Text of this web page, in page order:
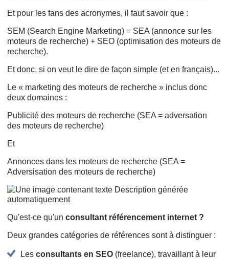
Et pour les fans des acronymes, il faut savoir que :
SEM (Search Engine Marketing) = SEA (annonce sur les
moteurs de recherche) + SEO (optimisation des moteurs de
recherche).
Et donc, si on veut le dire de façon simple (et en français)...
Le « marketing des moteurs de recherche » inclus donc
deux domaines :
Publicité des moteurs de recherche (SEA = adversation
des moteurs de recherche)
Et
Annonces dans les moteurs de recherche (SEA =
Adversisation des moteurs de recherche)
Qu'est-ce qu'unconsultant référencement internet ?
Deux grandes catégories de références sont à distinguer :
Lesconsultants en SEO (freelance), travaillant à leur